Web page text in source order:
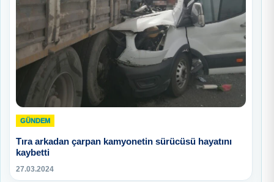
GÜNDEM
Tıra arkadan çarpan kamyonetin sürücüsü hayatını
kaybetti
27.03.2024